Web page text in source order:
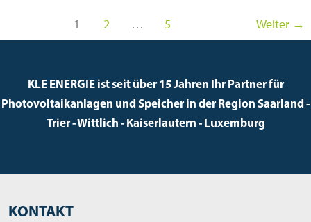
1 2 … 5 Weiter →
KLE ENERGIE ist seit über 15 Jahren Ihr Partner für
Photovoltaikanlagen und Speicher in der Region Saarland -
Trier - Wittlich - Kaiserlautern - Luxemburg
KONTAKT